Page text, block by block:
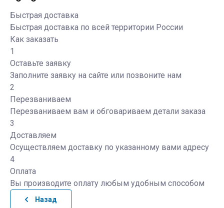
Быстрая доставка
Быстрая доставка по всей территории России
Как заказать
1
Оставьте заявку
Заполните заявку на сайте или позвоните нам
2
Перезваниваем
Перезваниваем вам и обговариваем детали заказа
3
Доставляем
Осуществляем доставку по указанному вами адресу
4
Оплата
Вы производите оплату любым удобным способом
Назад